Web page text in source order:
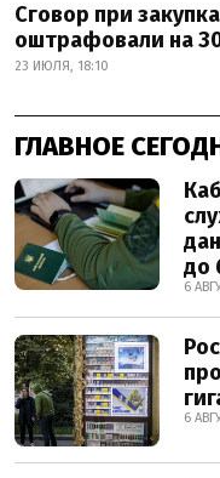
Сговор при
оштрафовали на
23 ИЮЛЯ, 18:10
ГЛАВНОЕ
до
6
6